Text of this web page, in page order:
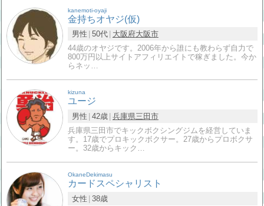
kanemoti-oyaji
金持ちオヤジ(仮)
男性 50代 大阪府大阪市
44歳のオヤジです。2006年から誰にも教わらず自力で
800万円以上サイトアフィリエイトで稼ぎました。今か
らネッ…
kizuna
ユージ
男性 42歳 兵庫県三田市
兵庫県三田市でキックボクシングジムを経営していま
す。17歳でプロキックボクサー。27歳からプロボクサ
ー。32歳からキック…
OkaneDekimasu
カードスペシャリスト
女性 38歳